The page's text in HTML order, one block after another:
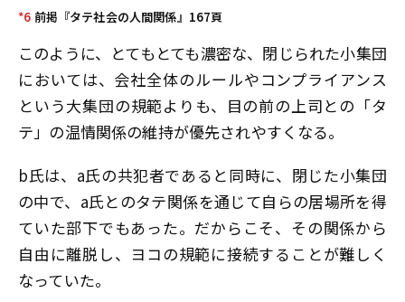
*6 前掲『タテ社会の人間関係』167頁
このように、とてもとても濃密な、閉じられた小集団
においては、会社全体のルールやコンプライアンス
という大集団の規範よりも、目の前の上司との「タ
テ」の温情関係の維持が優先されやすくなる。
b氏は、a氏の共犯者であると同時に、閉じた小集団
の中で、a氏とのタテ関係を通じて自らの居場所を得
ていた部下でもあった。だからこそ、その関係から
自由に離脱し、ヨコの規範に接続することが難しく
なっていた。